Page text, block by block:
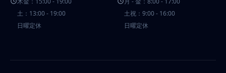
土：13:00 - 19:00
日曜定休
土祝：9:00 - 16:00
日曜定休